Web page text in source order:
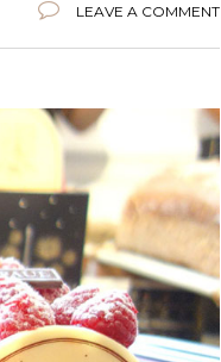
LEAVE A COMMENT